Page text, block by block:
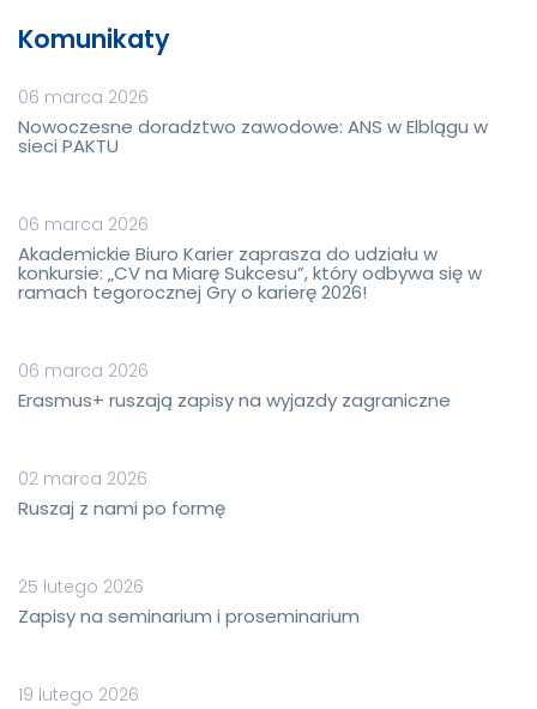
Komunikaty
06 marca 2026
Nowoczesne doradztwo zawodowe: ANS w Elblągu w
sieci PAKTU
06 marca 2026
Akademickie Biuro Karier zaprasza do udziału w
konkursie: „CV na Miarę Sukcesu”, który odbywa się w
ramach tegorocznej Gry o karierę 2026!
06 marca 2026
Erasmus+ ruszają zapisy na wyjazdy zagraniczne
02 marca 2026
Ruszaj z nami po formę
25 lutego 2026
Zapisy na seminarium i proseminarium
19 lutego 2026